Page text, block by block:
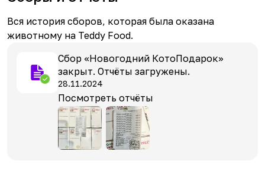
Вся история сборов, которая была оказана
животному на Teddy Food.
Сбор «Новогодний КотоПодарок»
закрыт. Отчёты загружены.
28.11.2024
Посмотреть отчёты